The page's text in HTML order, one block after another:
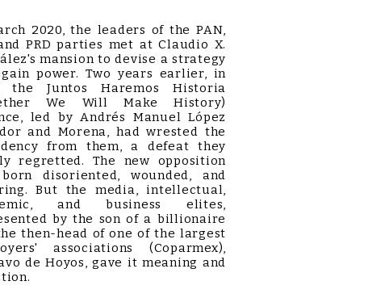
2020, the leaders of the PAN,
PRD parties met at Claudio X.
mansion to devise a strategy
power. Two years earlier, in
the Juntos Haremos Historia
We Will Make History)
led by Andrés Manuel López
and Morena, had wrested the
from them, a defeat they
regretted. The new opposition
disoriented, wounded, and
But the media, intellectual,
and business elites,
by the son of a billionaire
then-head of one of the largest
associations (Coparmex),
de Hoyos, gave it meaning and